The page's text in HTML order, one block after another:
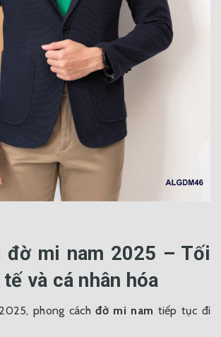
đờ mi nam 2025 – Tối
và cá nhân hóa
phong cáchđờ mi nam tiếp tục đi